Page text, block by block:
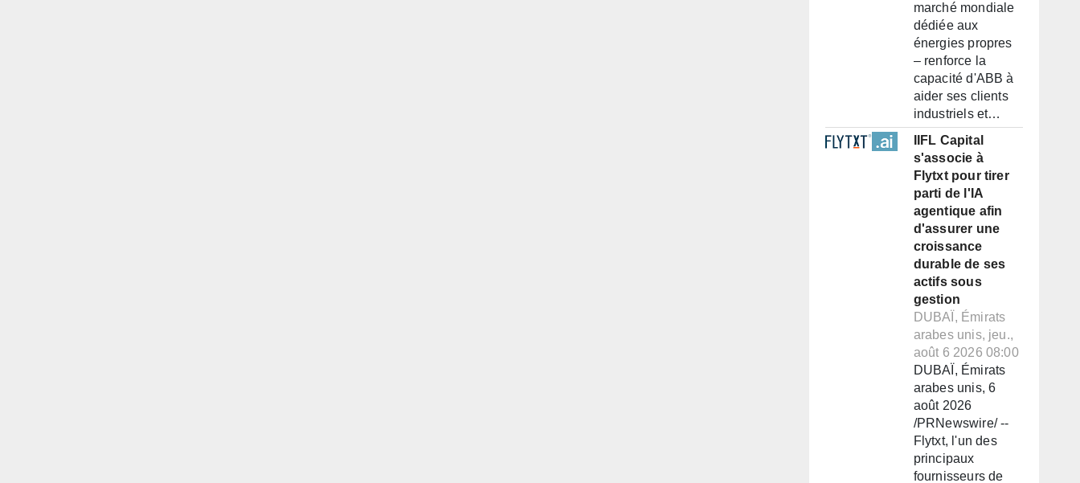
marché mondiale
dédiée aux
énergies propres
– renforce la
capacité d'ABB à
aider ses clients
industriels et…
IIFL Capital
s'associe à
Flytxt pour tirer
parti de l'IA
agentique afin
d'assurer une
croissance
durable de ses
actifs sous
gestion
DUBAÏ, Émirats
arabes unis, jeu.,
août 6 2026 08:00
DUBAÏ, Émirats
arabes unis, 6
août 2026
/PRNewswire/ --
Flytxt, l'un des
principaux
fournisseurs de